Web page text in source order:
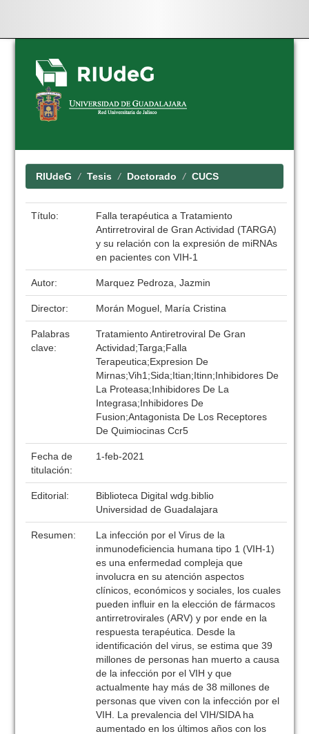
Skip
navigation
RIUdeG Tesis Doctorado CUCS
Título:
Falla terapéutica a Tratamiento
Antirretroviral de Gran Actividad (TARGA)
y su relación con la expresión de miRNAs
en pacientes con VIH-1
Autor: Marquez Pedroza, Jazmin
Director: Morán Moguel, María Cristina
Palabras
clave:
Tratamiento Antiretroviral De Gran
Actividad;Targa;Falla
Terapeutica;Expresion De
Mirnas;Vih1;Sida;Itian;Itinn;Inhibidores De
La Proteasa;Inhibidores De La
Integrasa;Inhibidores De
Fusion;Antagonista De Los Receptores
De Quimiocinas Ccr5
Fecha de
titulación:
1-feb-2021
Editorial:
Biblioteca Digital wdg.biblio
Universidad de Guadalajara
Resumen:
La infección por el Virus de la
inmunodeficiencia humana tipo 1 (VIH-1)
es una enfermedad compleja que
involucra en su atención aspectos
clínicos, económicos y sociales, los cuales
pueden influir en la elección de fármacos
antirretrovirales (ARV) y por ende en la
respuesta terapéutica. Desde la
identificación del virus, se estima que 39
millones de personas han muerto a causa
de la infección por el VIH y que
actualmente hay más de 38 millones de
personas que viven con la infección por el
VIH. La prevalencia del VIH/SIDA ha
aumentado en los últimos años con los